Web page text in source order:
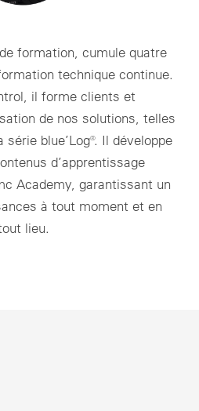
formation, cumule quatre
technique continue.
il forme clients et
de nos solutions, telles
blue’Log®. Il développe
d’apprentissage
Academy, garantissant un
à tout moment et en
lieu.